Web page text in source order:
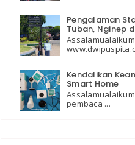
Pengalaman
Tuban, Nginep
Kendalikan
Smart Home
pembaca ...